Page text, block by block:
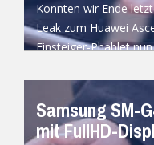
Konnten wir Ende
Leak zum Huawei
Einsteiger-Phablet
Samsung SM-
mit FullHD-